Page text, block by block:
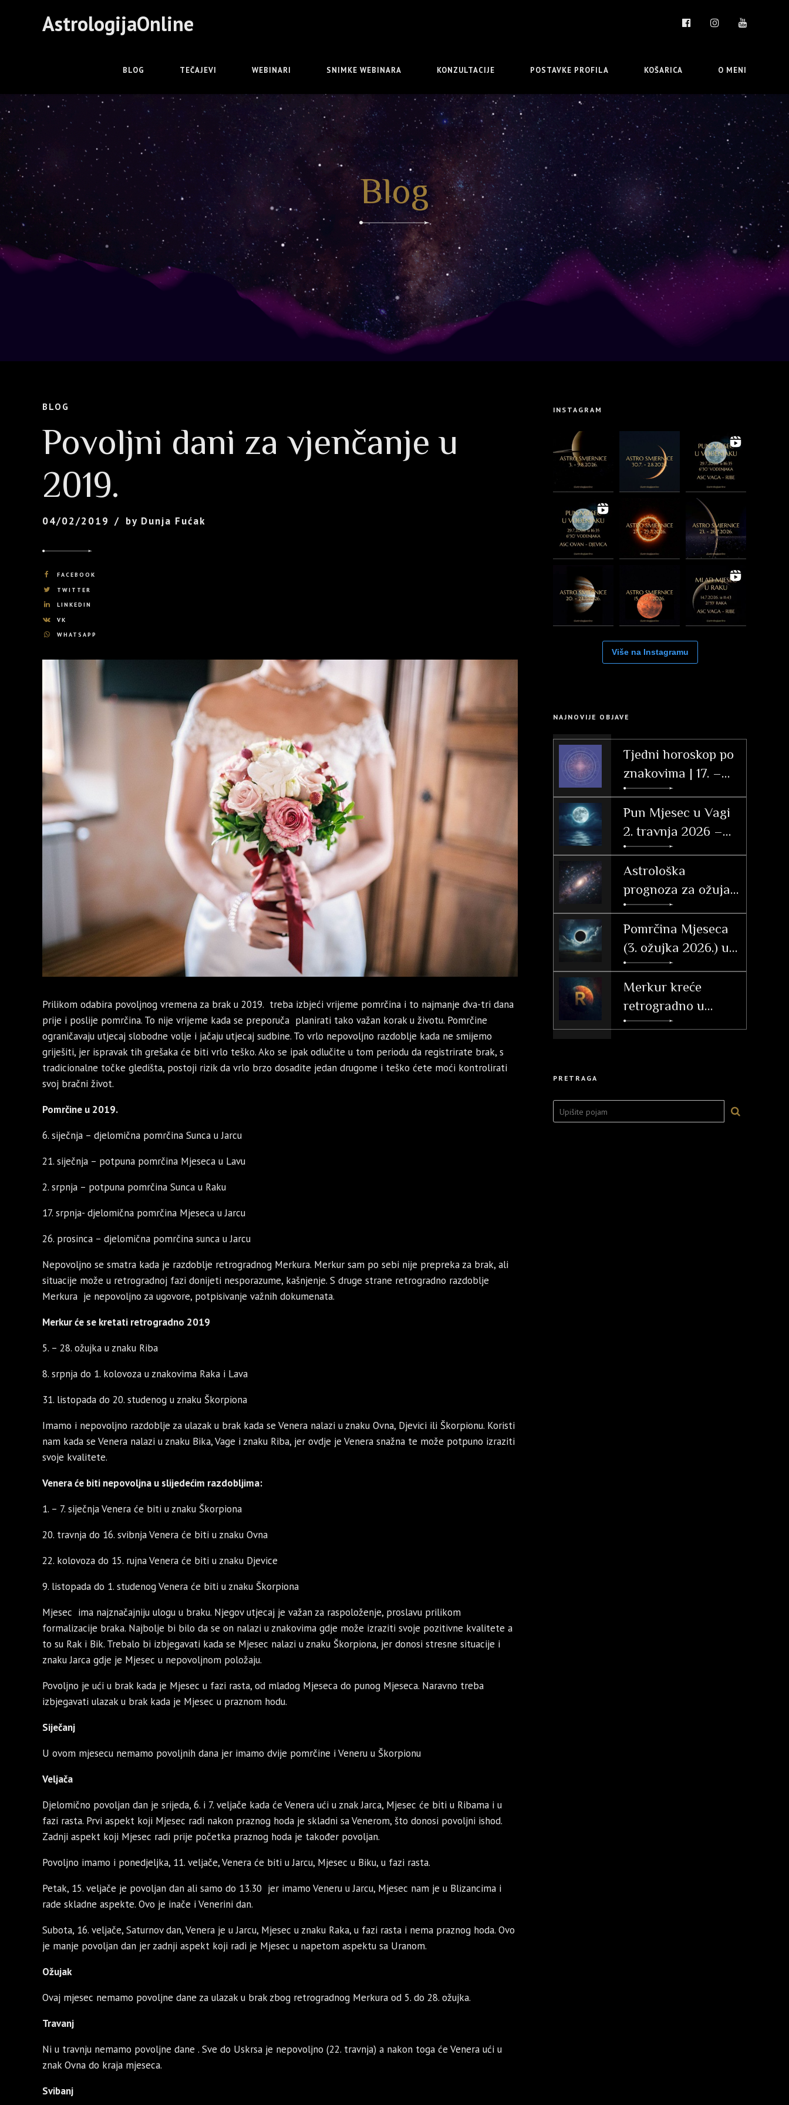
AstrologijaOnline
BLOG TEČAJEVI WEBINARI SNIMKE WEBINARA KONZULTACIJE POSTAVKE PROFILA KOŠARICA O MENI
Blog
BLOG
Povoljni dani za vjenčanje u
2019.
04/02/2019 by Dunja Fućak
FACEBOOK
TWITTER
LINKEDIN
VK
WHATSAPP
Prilikom odabira povoljnog vremena za brak u 2019. treba izbjeći vrijeme pomrčina i to najmanje dva-tri dana
prije i poslije pomrčina. To nije vrijeme kada se preporuča planirati tako važan korak u životu. Pomrčine
ograničavaju utjecaj slobodne volje i jačaju utjecaj sudbine. To vrlo nepovoljno razdoblje kada ne smijemo
griješiti, jer ispravak tih grešaka će biti vrlo teško. Ako se ipak odlučite u tom periodu da registrirate brak, s
tradicionalne točke gledišta, postoji rizik da vrlo brzo dosadite jedan drugome i teško ćete moći kontrolirati
svoj bračni život.
Pomrčine u 2019.
6. siječnja – djelomična pomrčina Sunca u Jarcu
21. siječnja – potpuna pomrčina Mjeseca u Lavu
2. srpnja – potpuna pomrčina Sunca u Raku
17. srpnja- djelomična pomrčina Mjeseca u Jarcu
26. prosinca – djelomična pomrčina sunca u Jarcu
Nepovoljno se smatra kada je razdoblje retrogradnog Merkura. Merkur sam po sebi nije prepreka za brak, ali
situacije može u retrogradnoj fazi donijeti nesporazume, kašnjenje. S druge strane retrogradno razdoblje
Merkura je nepovoljno za ugovore, potpisivanje važnih dokumenata.
Merkur će se kretati retrogradno 2019
5. – 28. ožujka u znaku Riba
8. srpnja do 1. kolovoza u znakovima Raka i Lava
31. listopada do 20. studenog u znaku Škorpiona
Imamo i nepovoljno razdoblje za ulazak u brak kada se Venera nalazi u znaku Ovna, Djevici ili Škorpionu. Koristi
nam kada se Venera nalazi u znaku Bika, Vage i znaku Riba, jer ovdje je Venera snažna te može potpuno izraziti
svoje kvalitete.
Venera će biti nepovoljna u slijedećim razdobljima:
1. – 7. siječnja Venera će biti u znaku Škorpiona
20. travnja do 16. svibnja Venera će biti u znaku Ovna
22. kolovoza do 15. rujna Venera će biti u znaku Djevice
9. listopada do 1. studenog Venera će biti u znaku Škorpiona
Mjesec ima najznačajniju ulogu u braku. Njegov utjecaj je važan za raspoloženje, proslavu prilikom
formalizacije braka. Najbolje bi bilo da se on nalazi u znakovima gdje može izraziti svoje pozitivne kvalitete a
to su Rak i Bik. Trebalo bi izbjegavati kada se Mjesec nalazi u znaku Škorpiona, jer donosi stresne situacije i
znaku Jarca gdje je Mjesec u nepovoljnom položaju.
Povoljno je ući u brak kada je Mjesec u fazi rasta, od mladog Mjeseca do punog Mjeseca. Naravno treba
izbjegavati ulazak u brak kada je Mjesec u praznom hodu.
Siječanj
U ovom mjesecu nemamo povoljnih dana jer imamo dvije pomrčine i Veneru u Škorpionu
Veljača
Djelomično povoljan dan je srijeda, 6. i 7. veljače kada će Venera ući u znak Jarca, Mjesec će biti u Ribama i u
fazi rasta. Prvi aspekt koji Mjesec radi nakon praznog hoda je skladni sa Venerom, što donosi povoljni ishod.
Zadnji aspekt koji Mjesec radi prije početka praznog hoda je također povoljan.
Povoljno imamo i ponedjeljka, 11. veljače, Venera će biti u Jarcu, Mjesec u Biku, u fazi rasta.
Petak, 15. veljače je povoljan dan ali samo do 13.30 jer imamo Veneru u Jarcu, Mjesec nam je u Blizancima i
rade skladne aspekte. Ovo je inače i Venerini dan.
Subota, 16. veljače, Saturnov dan, Venera je u Jarcu, Mjesec u znaku Raka, u fazi rasta i nema praznog hoda. Ovo
je manje povoljan dan jer zadnji aspekt koji radi je Mjesec u napetom aspektu sa Uranom.
Ožujak
Ovaj mjesec nemamo povoljne dane za ulazak u brak zbog retrogradnog Merkura od 5. do 28. ožujka.
Travanj
Ni u travnju nemamo povoljne dane . Sve do Uskrsa je nepovoljno (22. travnja) a nakon toga će Venera ući u
znak Ovna do kraja mjeseca.
Svibanj
INSTAGRAM
Više na Instagramu
NAJNOVIJE OBJAVE
Tjedni horoskop po
znakovima | 17. –
23. svibnja 2026.
Pun Mjesec u Vagi
2. travnja 2026 –
značenje po
znakovima
Astrološka
prognoza za ožujak
2026. – Vrijeme
tranzicije, akcije i
velikih otkrića
Pomrčina Mjeseca
(3. ožujka 2026.) u
Djevici: Vodič i
utjecaj po
ascendentu
Merkur kreće
retrogradno u
Ribama (26. 2. – 20.
PRETRAGA